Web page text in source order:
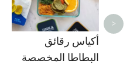
أكياس رقائق
البطاطا المخصصة
>